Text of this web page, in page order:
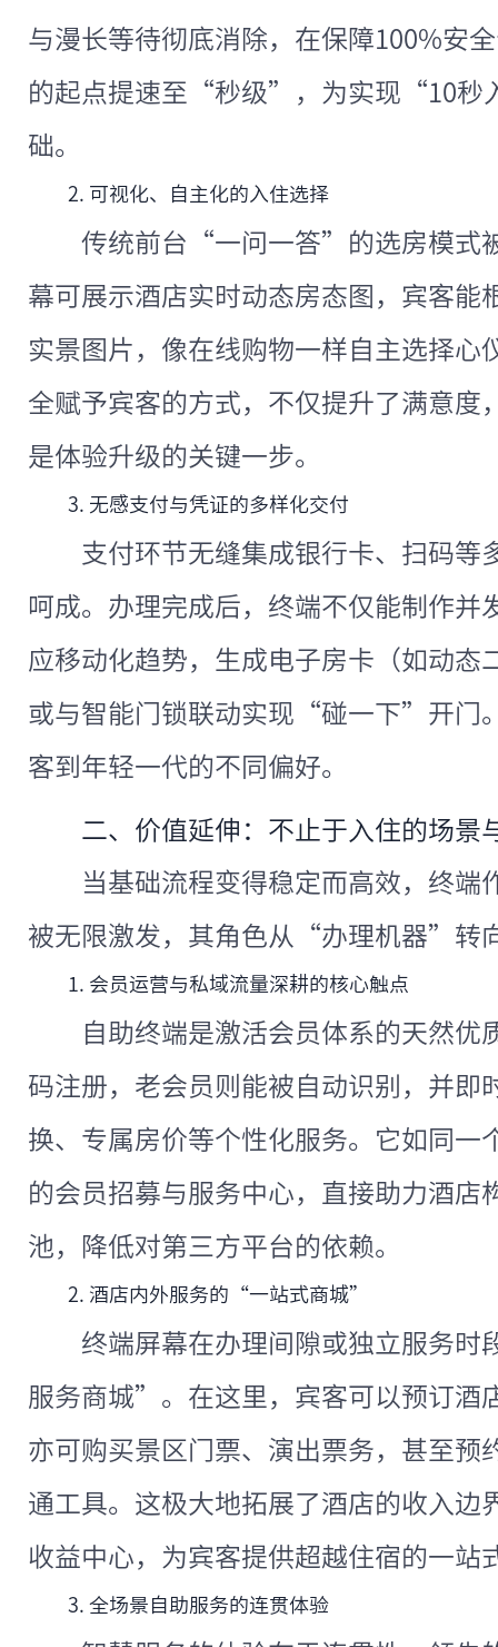
与漫长等待彻底消除，在保障100%安
的起点提速至“秒级”，为实现“10秒
础。
2. 可视化、自主化的入住选择
传统前台“一问一答”的选房模式
幕可展示酒店实时动态房态图，宾客能
实景图片，像在线购物一样自主选择心
全赋予宾客的方式，不仅提升了满意度
是体验升级的关键一步。
3. 无感支付与凭证的多样化交付
支付环节无缝集成银行卡、扫码等
呵成。办理完成后，终端不仅能制作并
应移动化趋势，生成电子房卡（如动态
或与智能门锁联动实现“碰一下”开门
客到年轻一代的不同偏好。
二、价值延伸：不止于入住的场景
当基础流程变得稳定而高效，终
被无限激发，其角色从“办理机器”
1. 会员运营与私域流量深耕的核心触点
自助终端是激活会员体系的天然优
码注册，老会员则能被自动识别，并即
换、专属房价等个性化服务。它如同一
的会员招募与服务中心，直接助力酒店
池，降低对第三方平台的依赖。
2. 酒店内外服务的“一站式商城”
终端屏幕在办理间隙或独立服务
服务商城”。在这里，宾客可以预订酒
亦可购买景区门票、演出票务，甚至预
通工具。这极大地拓展了酒店的收入边
收益中心，为宾客提供超越住宿的一站
3. 全场景自助服务的连贯体验